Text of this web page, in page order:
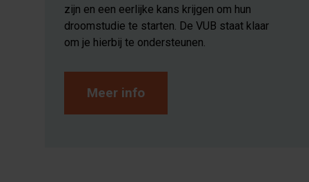
zijn en een eerlijke kans krijgen om hun
droomstudie te starten. De VUB staat klaar
om je hierbij te ondersteunen.
Meer info